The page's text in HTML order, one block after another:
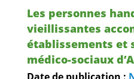
Journées nationales
Formations
Les personnes
vieillissantes
établissements et
médico-sociaux